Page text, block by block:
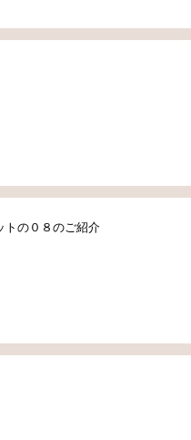
トの０８のご紹介